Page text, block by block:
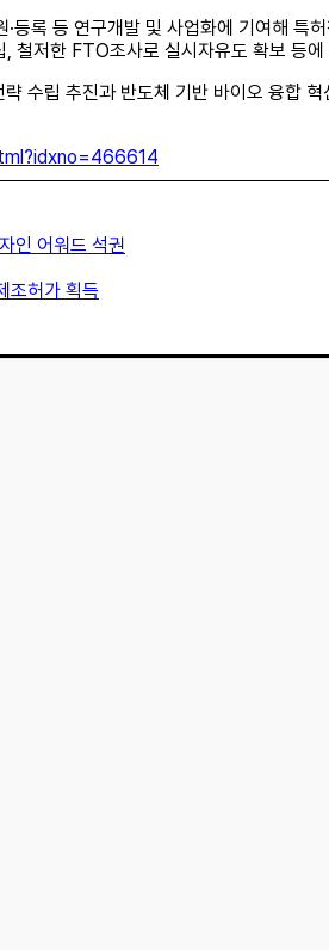
록 등 연구개발 및 사업화에 기여해 특
저한 FTO조사로 실시자유도 확보 등
수립 추진과 반도체 기반 바이오 융합
인 어워드 석권
조허가 획득